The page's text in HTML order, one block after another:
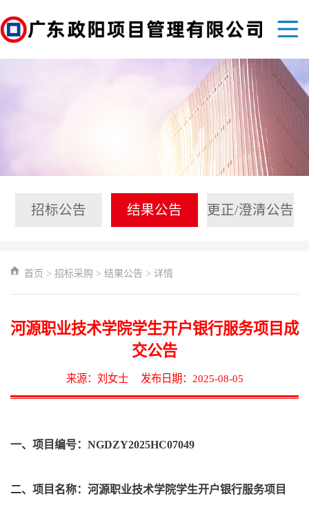
招标公告 结果公告 更正/澄清公告
首页 > 招标采购 > 结果公告 > 详情
河源职业技术学院学生开户银行服务项目成
交公告
来源：刘女士 发布日期：2025-08-05
一、项目编号： NGDZY2025HC07049
二、项目名称： 河源职业技术学院学生开户银行服务项目